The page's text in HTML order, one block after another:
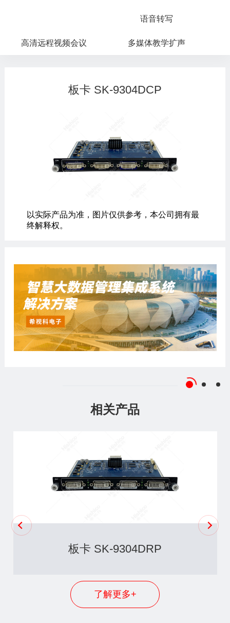
语音转写
高清远程视频会议 多媒体教学扩声
板卡 SK-9304DCP
以实际产品为准，图片仅供参考，本公司拥有最
终解释权。
相关产品
板卡 SK-9304DRP
了解更多+